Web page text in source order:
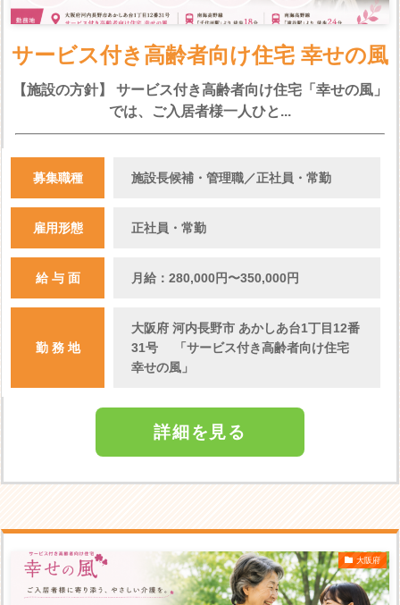
サービス付き高齢者向け住宅 幸せの風
【施設の方針】 サービス付き高齢者向け住宅「幸せの風」
では、ご入居者様一人ひと...
募集職種 施設長候補・管理職／正社員・常勤
雇用形態 正社員・常勤
給 与 面 月給：280,000円〜350,000円
勤 務 地
大阪府 河内長野市 あかしあ台1丁目12番
31号 「サービス付き高齢者向け住宅
幸せの風」
詳細を見る
大阪府